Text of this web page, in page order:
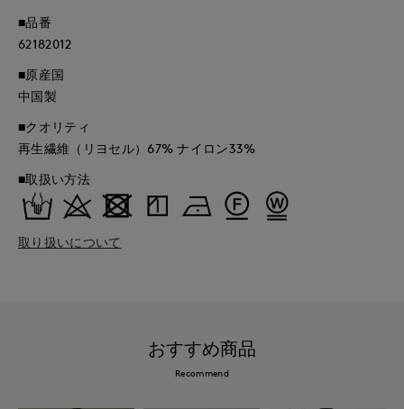
■品番
62182012
■原産国
中国製
■クオリティ
再生繊維（リヨセル）67% ナイロン33%
■取扱い方法
取り扱いについて
おすすめ商品
Recommend